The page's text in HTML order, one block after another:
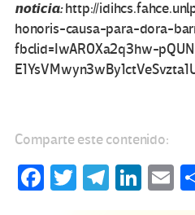
noticia:http://
honoris-causa-para-dora-
fbclid=IwAR0Xa2q3hw-
Comparte este contenido:
Fa T
Te Li
E